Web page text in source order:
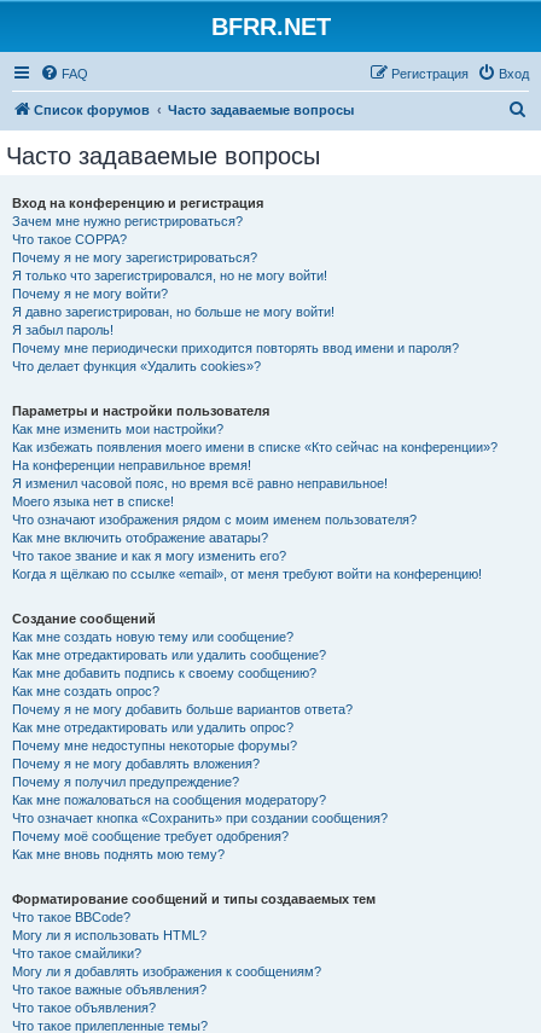
BFRR.NET
FAQ Вход
Регистрация
Список форумов Часто задаваемые вопросы
Часто задаваемые вопросы
Вход на конференцию и регистрация
Зачем мне нужно регистрироваться?
Что такое COPPA?
Почему я не могу зарегистрироваться?
Я только что зарегистрировался, но не могу войти!
Почему я не могу войти?
Я давно зарегистрирован, но больше не могу войти!
Я забыл пароль!
Почему мне периодически приходится повторять ввод имени и пароля?
Что делает функция «Удалить cookies»?
Параметры и настройки пользователя
Как мне изменить мои настройки?
Как избежать появления моего имени в списке «Кто сейчас на конференции»?
На конференции неправильное время!
Я изменил часовой пояс, но время всё равно неправильное!
Моего языка нет в списке!
Что означают изображения рядом с моим именем пользователя?
Как мне включить отображение аватары?
Что такое звание и как я могу изменить его?
Когда я щёлкаю по ссылке «email», от меня требуют войти на конференцию!
Создание сообщений
Как мне создать новую тему или сообщение?
Как мне отредактировать или удалить сообщение?
Как мне добавить подпись к своему сообщению?
Как мне создать опрос?
Почему я не могу добавить больше вариантов ответа?
Как мне отредактировать или удалить опрос?
Почему мне недоступны некоторые форумы?
Почему я не могу добавлять вложения?
Почему я получил предупреждение?
Как мне пожаловаться на сообщения модератору?
Что означает кнопка «Сохранить» при создании сообщения?
Почему моё сообщение требует одобрения?
Как мне вновь поднять мою тему?
Форматирование сообщений и типы создаваемых тем
Что такое BBCode?
Могу ли я использовать HTML?
Что такое смайлики?
Могу ли я добавлять изображения к сообщениям?
Что такое важные объявления?
Что такое объявления?
Что такое прилепленные темы?